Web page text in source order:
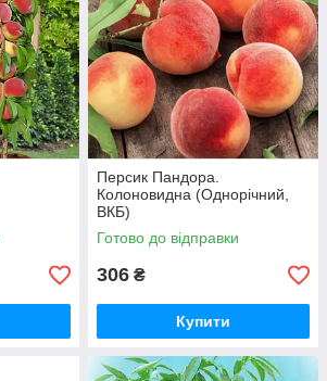
Персик Пандора.
Колоновидна (Однорічний,
ВКБ)
Готово до відправки
306 ₴
Купити